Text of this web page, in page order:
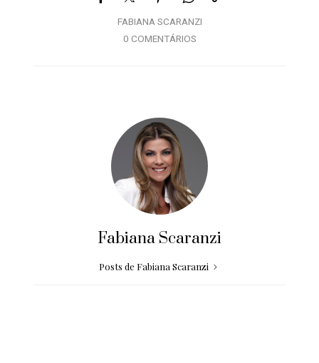
FABIANA SCARANZI
0 COMENTÁRIOS
Fabiana Scaranzi
Posts de Fabiana Scaranzi